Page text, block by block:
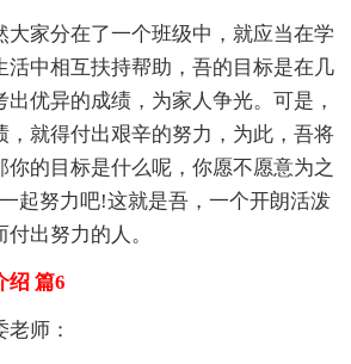
大家分在了一个班级中，就应当在学
活中相互扶持帮助，吾的目标是在几
优异的成绩，为家人争光。可是，
，就得付出艰辛的努力，为此，吾将
你的目标是什么呢，你愿不愿意为之
起努力吧!这就是吾，一个开朗活泼
出努力的人。
绍 篇6
师：